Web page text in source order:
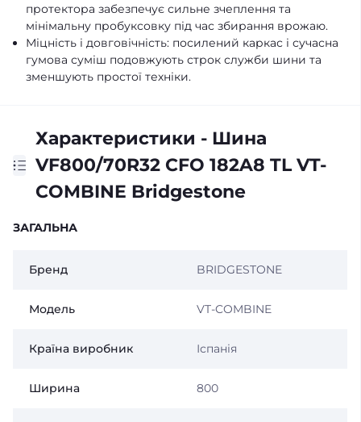
протектора забезпечує сильне зчеплення та
мінімальну пробуксовку під час збирання врожаю.
Міцність і довговічність: посилений каркас і сучасна
гумова суміш подовжують строк служби шини та
зменшують простої техніки.
Характеристики - Шина
VF800/70R32 CFO 182A8 TL VT-
COMBINE Bridgestone
ЗАГАЛЬНА
Бренд BRIDGESTONE
Модель VT-COMBINE
Країна виробник Іспанія
Ширина 800